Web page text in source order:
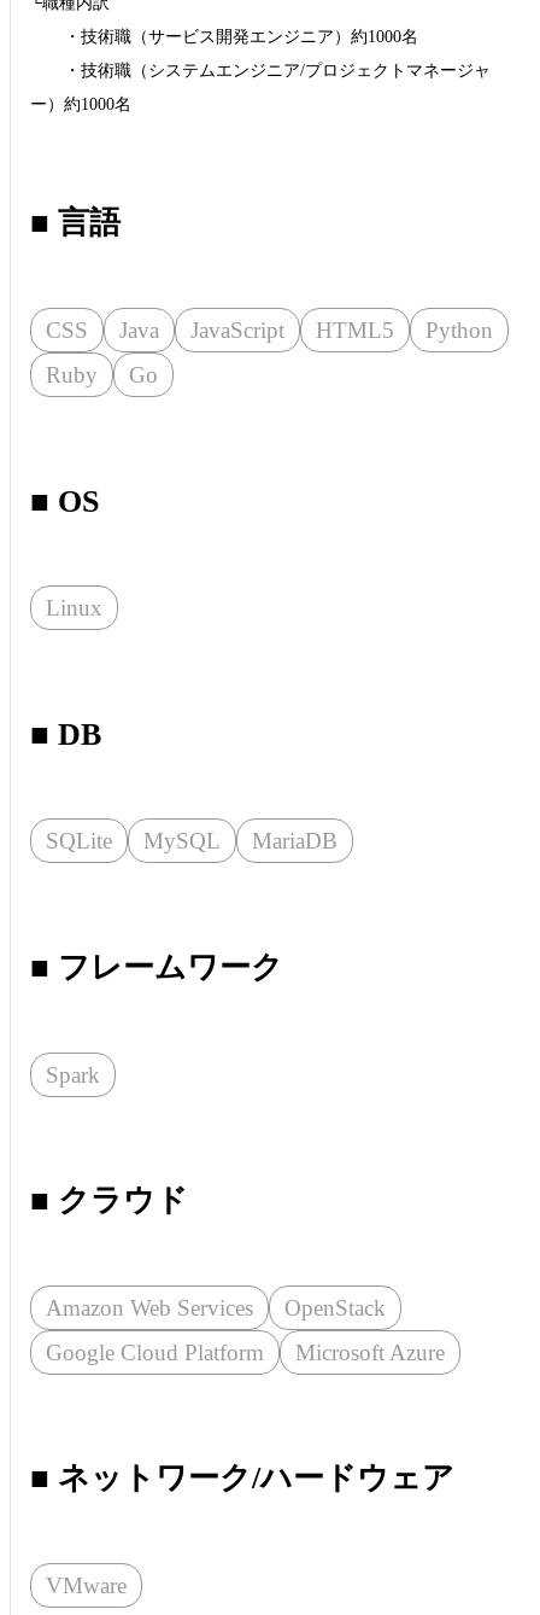
・技術職（サービス開発エンジニア）約1000名
・技術職（システムエンジニア/プロジェクトマネージャ
ー）約1000名
■ 言語
CSS Java JavaScript HTML5
Python
Ruby
Go
■ OS
Linux
■ DB
SQLite MySQL MariaDB
■ フレームワーク
Spark
■ クラウド
Amazon Web Services
OpenStack
Google Cloud Platform
Microsoft Azure
■ ネットワーク/ハードウェア
VMware